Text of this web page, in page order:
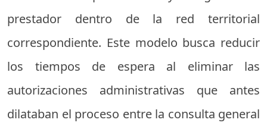
prestador dentro de la red territorial
correspondiente. Este modelo busca reducir
los tiempos de espera al eliminar las
autorizaciones administrativas que antes
dilataban el proceso entre la consulta general